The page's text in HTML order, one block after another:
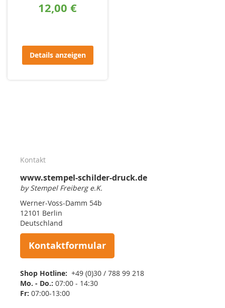
12,00 €
Details anzeigen
Kontakt
www.stempel-schilder-druck.de
by Stempel Freiberg e.K.
Werner-Voss-Damm 54b
12101 Berlin
Deutschland
Kontaktformular
Shop Hotline: +49 (0)30 / 788 99 218
Mo. - Do.: 07:00 - 14:30
Fr: 07:00-13:00